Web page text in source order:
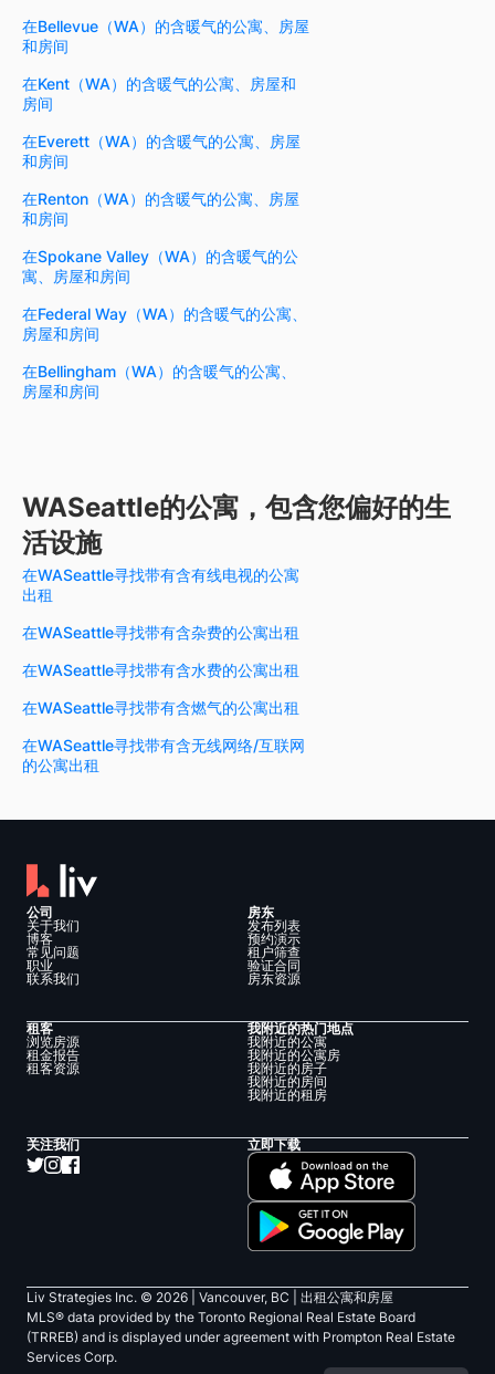
在Bellevue（WA）的含暖气的公寓、房屋
和房间
在Kent（WA）的含暖气的公寓、房屋和
房间
在Everett（WA）的含暖气的公寓、房屋
和房间
在Renton（WA）的含暖气的公寓、房屋
和房间
在Spokane Valley（WA）的含暖气的公
寓、房屋和房间
在Federal Way（WA）的含暖气的公寓、
房屋和房间
在Bellingham（WA）的含暖气的公寓、
房屋和房间
WASeattle的公寓，包含您偏好的生
活设施
在WASeattle寻找带有含有线电视的公寓
出租
在WASeattle寻找带有含杂费的公寓出租
在WASeattle寻找带有含水费的公寓出租
在WASeattle寻找带有含燃气的公寓出租
在WASeattle寻找带有含无线网络/互联网
的公寓出租
公司
关于我们
博客
常见问题
职业
联系我们
房东
发布列表
预约演示
租户筛查
验证合同
房东资源
租客
浏览房源
租金报告
租客资源
我附近的热门地点
我附近的公寓
我附近的公寓房
我附近的房子
我附近的房间
我附近的租房
关注我们 立即下载
Liv Strategies Inc. © 2026 | Vancouver, BC |
出租公寓和房屋
MLS® data provided by the Toronto Regional Real Estate Board
(TRREB) and is displayed under agreement with Prompton Real Estate
Services Corp.